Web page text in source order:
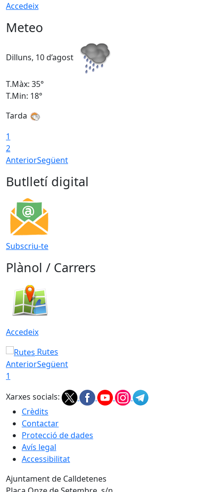
Accedeix
Meteo
Dilluns, 10 d’agost
T.Màx: 35°
T.Min: 18°
Tarda
1
2
AnteriorSegüent
Butlletí digital
Subscriu-te
Plànol / Carrers
Accedeix
Rutes
AnteriorSegüent
1
Xarxes socials:
Crèdits
Contactar
Protecció de dades
Avís legal
Accessibilitat
Ajuntament de Calldetenes